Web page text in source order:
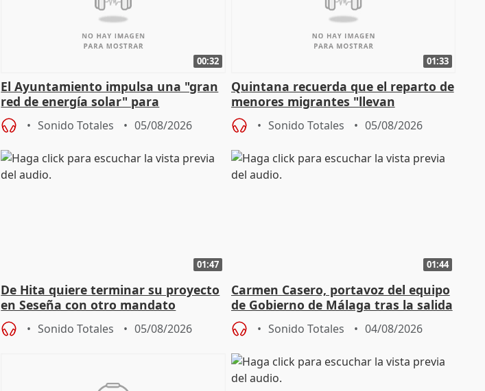
00:32
El Ayuntamiento impulsa una "gran
red de energía solar" para
autoconsumo
Sonido Totales 05/08/2026
01:33
Quintana recuerda que el reparto de
menores migrantes "llevan
aportación del Gobierno" central
Sonido Totales 05/08/2026
01:47
De Hita quiere terminar su proyecto
en Seseña con otro mandato
Sonido Totales 05/08/2026
01:44
Carmen Casero, portavoz del equipo
de Gobierno de Málaga tras la salida
de Pérez de Siles
Sonido Totales 04/08/2026